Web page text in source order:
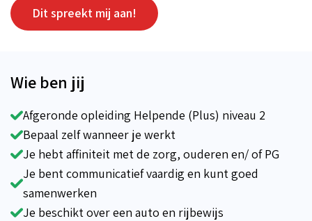
Dit spreekt mij aan!
Wie ben jij
Afgeronde opleiding Helpende (Plus) niveau 2
Bepaal zelf wanneer je werkt
Je hebt affiniteit met de zorg, ouderen en/ of PG
Je bent communicatief vaardig en kunt goed
samenwerken
Je beschikt over een auto en rijbewijs